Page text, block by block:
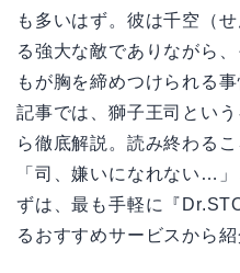
も多いはず。彼は千空（
る強大な敵でありながら
もが胸を締めつけられる
記事では、獅子王司とい
ら徹底解説。読み終わる
「司、嫌いになれない…
ずは、最も手軽に『
るおすすめサービスから紹